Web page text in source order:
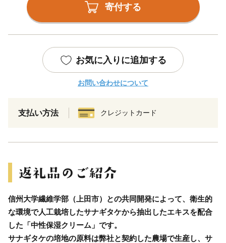
寄付する
お気に入りに追加する
お問い合わせについて
支払い方法 クレジットカード
信州大学繊維学部（上田市）との共同開発によって、衛生的
な環境で人工栽培したサナギタケから抽出したエキスを配合
した「中性保湿クリーム」です。
サナギタケの培地の原料は弊社と契約した農場で生産し、サ